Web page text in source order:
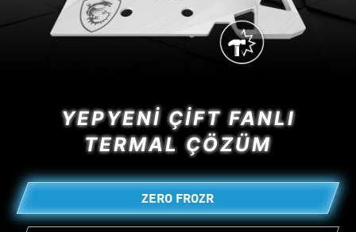
YEPYENI ÇIFT FANLI
TERMAL ÇÖZÜM
ZERO FROZR